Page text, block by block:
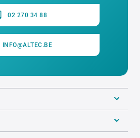
02 270 34 88
INFO@ALTEC.BE